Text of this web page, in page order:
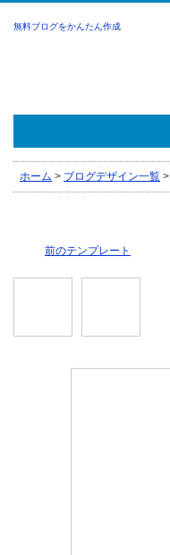
無料ブログをかんたん作成
ホーム > ブログデザイン一覧 >
前のテンプレート